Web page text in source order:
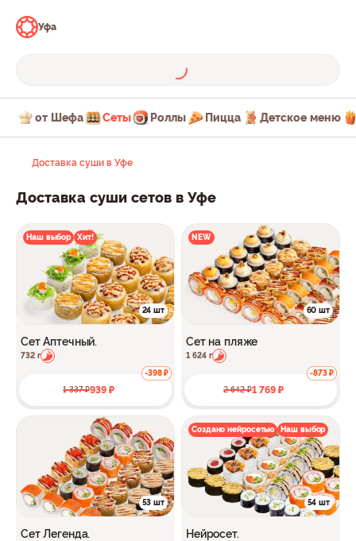
Уфа
от Шефа Сеты Роллы Пицца Детское меню
Доставка суши в Уфе
Доставка суши сетов в Уфе
Наш выбор Хит!
24 шт
Сет Аптечный.
732 г
1 337 ₽939 ₽
-398 ₽
NEW
60 шт
Сет на пляже
1 624 г
2 642 ₽1 769 ₽
-873 ₽
53 шт
Сет Легенда.
Создано нейросетью Наш выбор
54 шт
Нейросет.